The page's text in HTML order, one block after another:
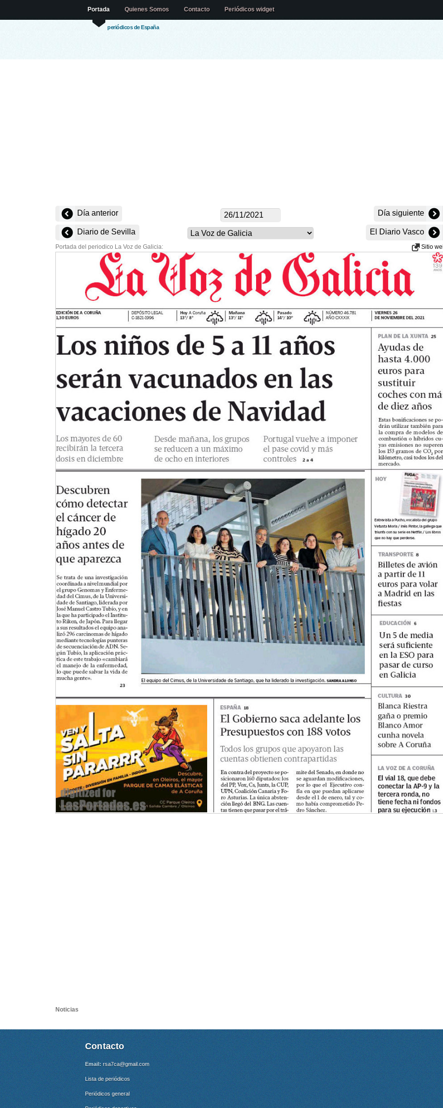
periódicos de España
Portada Quienes Somos Contacto Periódicos widget
Día anterior Día siguiente
Diario de Sevilla El Diario Vasco
Portada del periodico La Voz de Galicia: Sitio
Noticias
Contacto
Email: rsa7ca@gmail.com
Lista de periódicos
Periódicos general